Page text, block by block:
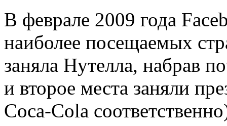
В феврале 2009 года
наиболее посещаемых
заняла Нутелла, набрав
и второе места заняли
Coca-Cola